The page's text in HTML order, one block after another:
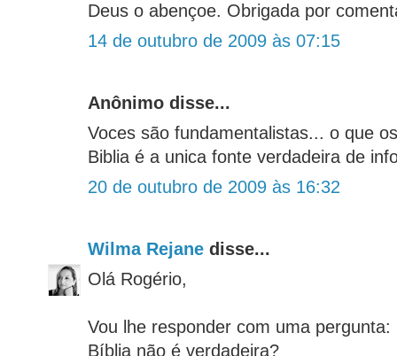
Deus o abençoe. Obrigada por
14 de outubro de 2009 às 07:15
Anônimo disse...
Voces são fundamentalistas... o que
Biblia é a unica fonte verdadeira de
20 de outubro de 2009 às 16:32
Wilma Rejane disse...
Olá Rogério,
Vou lhe responder com uma
Bíblia não é verdadeira?